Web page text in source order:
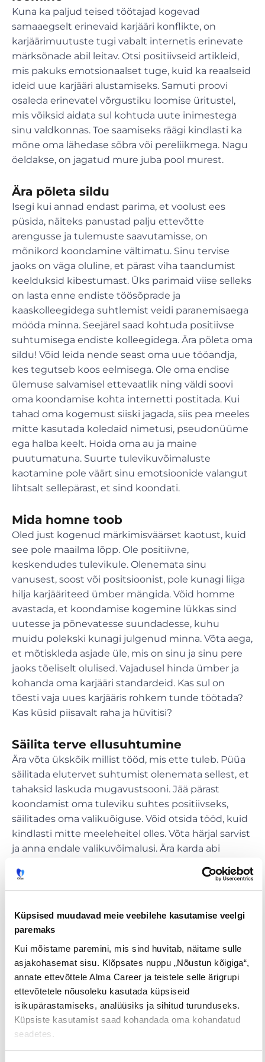
Küpsised muudavad meie veebilehe kasutamise veelgi
paremaks
Kui mõistame paremini, mis sind huvitab, näitame sulle
asjakohasemat sisu. Klõpsates nuppu „Nõustun kõigiga“,
annate ettevõttele Alma Career ja teistele selle ärigrupi
ettevõtetele nõusoleku kasutada küpsiseid
isikupärastamiseks, analüüsiks ja sihitud turunduseks.
Küpsiste kasutamist saad kohandada oma kohandatud
seadetes.
Kuna ka paljud teised töötajad kogevad
samaaegselt erinevaid karjääri konflikte, on
karjäärimuutuste tugi vabalt internetis erinevate
märksõnade abil leitav. Otsi positiivseid artikleid,
mis pakuks emotsionaalset tuge, kuid ka reaalseid
ideid uue karjääri alustamiseks. Samuti proovi
osaleda erinevatel võrgustiku loomise üritustel,
mis võiksid aidata sul kohtuda uute inimestega
sinu valdkonnas. Toe saamiseks räägi kindlasti ka
mõne oma lähedase sõbra või pereliikmega. Nagu
öeldakse, on jagatud mure juba pool murest.
Ära põleta sildu
Isegi kui annad endast parima, et voolust ees
püsida, näiteks panustad palju ettevõtte
arengusse ja tulemuste saavutamisse, on
mõnikord koondamine vältimatu. Sinu tervise
jaoks on väga oluline, et pärast viha taandumist
keelduksid kibestumast. Üks parimaid viise selleks
on lasta enne endiste töösõprade ja
kaaskolleegidega suhtlemist veidi paranemisaega
mööda minna. Seejärel saad kohtuda positiivse
suhtumisega endiste kolleegidega. Ära põleta oma
sildu! Võid leida nende seast oma uue tööandja,
kes tegutseb koos eelmisega. Ole oma endise
ülemuse salvamisel ettevaatlik ning väldi soovi
oma koondamise kohta internetti postitada. Kui
tahad oma kogemust siiski jagada, siis pea meeles
mitte kasutada koledaid nimetusi, pseudonüüme
ega halba keelt. Hoida oma au ja maine
puutumatuna. Suurte tulevikuvõimaluste
kaotamine pole väärt sinu emotsioonide valangut
lihtsalt sellepärast, et sind koondati.
Mida homne toob
Oled just kogenud märkimisväärset kaotust, kuid
see pole maailma lõpp. Ole positiivne,
keskendudes tulevikule. Olenemata sinu
vanusest, soost või positsioonist, pole kunagi liiga
hilja karjääriteed ümber mängida. Võid homme
avastada, et koondamise kogemine lükkas sind
uutesse ja põnevatesse suundadesse, kuhu
muidu polekski kunagi julgenud minna. Võta aega,
et mõtiskleda asjade üle, mis on sinu ja sinu pere
jaoks tõeliselt olulised. Vajadusel hinda ümber ja
kohanda oma karjääri standardeid. Kas sul on
tõesti vaja uues karjääris rohkem tunde töötada?
Kas küsid piisavalt raha ja hüvitisi?
Säilita terve ellusuhtumine
Ära võta ükskõik millist tööd, mis ette tuleb. Püüa
säilitada elutervet suhtumist olenemata sellest, et
tahaksid laskuda mugavustsooni. Jää pärast
koondamist oma tuleviku suhtes positiivseks,
säilitades oma valikuõiguse. Võid otsida tööd, kuid
kindlasti mitte meeleheitel olles. Võta härjal sarvist
ja anna endale valikuvõimalusi. Ära karda abi
teadmistele. Mida rohkem õpid enda ja elu kohta,
seda kindlam oled oma otsuste tegemisel, kuhu
end pidevalt kursis erinevate valdkondade
pakkumistegaCV.eeportaalis.PS! Loe ka 58-
aastase Mareku (nimi muudetud – toim.)
kogemust koondamisega.
Tööpakkumised € Avaliku
Kaugtöö ja